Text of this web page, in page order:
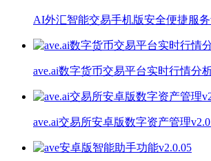
AI外汇智能交易手机版安全便捷服务
ave.ai数字货币交易平台实时行情分
ave.ai交易所安卓版数字资产管理